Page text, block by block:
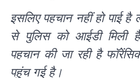
इसलिए पहचान नहीं हो पाई है
से पुलिस को आईडी मिली
पहचान की जा रही है
पहुंच गई है।